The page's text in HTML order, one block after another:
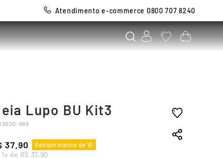
Atendimento e-commerce 0800 707 8240
Lupo BU Kit3
889
37,90 Restam menos de 10
1x de R$ 37,90